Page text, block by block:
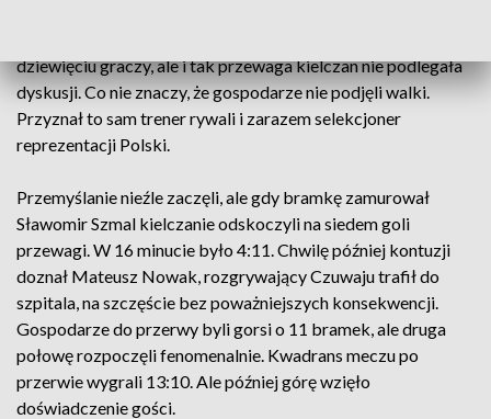
dziewięciu graczy, ale i tak przewaga kielczan nie podlegała
dyskusji. Co nie znaczy, że gospodarze nie podjęli walki.
Przyznał to sam trener rywali i zarazem selekcjoner
reprezentacji Polski.
Przemyślanie nieźle zaczęli, ale gdy bramkę zamurował
Sławomir Szmal kielczanie odskoczyli na siedem goli
przewagi. W 16 minucie było 4:11. Chwilę później kontuzji
doznał Mateusz Nowak, rozgrywający Czuwaju trafił do
szpitala, na szczęście bez poważniejszych konsekwencji.
Gospodarze do przerwy byli gorsi o 11 bramek, ale druga
połowę rozpoczęli fenomenalnie. Kwadrans meczu po
przerwie wygrali 13:10. Ale później górę wzięło
doświadczenie gości.